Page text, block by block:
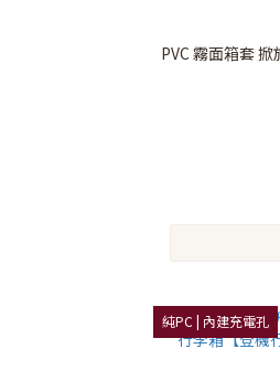
PVC 霧面箱套 掀旅箱 Liber 27吋 專用【行李箱保護套/
純PC | 內建充電孔